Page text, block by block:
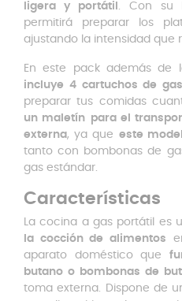
ligera y portátil . Con su
permitirá preparar los
ajustando la intensidad que
En este pack además de
incluye 4 cartuchos de
preparar tus comidas
un maletín para el
externa, ya que este
tanto con bombonas de
gas estándar.
Características
La cocina a gas portátil es
la cocción de alimentos
aparato doméstico que
butano o bombonas de
toma externa. Dispone de